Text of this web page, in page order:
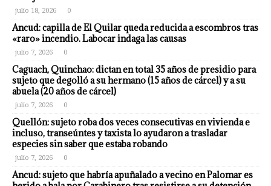
julio 18, 2026 0
Ancud: capilla de El Quilar queda reducida a escombros tras
«raro» incendio. Labocar indaga las causas
julio 7, 2026 0
Caguach, Quinchao: dictan en total 35 años de presidio para
sujeto que degolló a su hermano (15 años de cárcel) y a su
abuela (20 años de cárcel)
julio 7, 2026 0
Quellón: sujeto roba dos veces consecutivas en vivienda e
incluso, transeúntes y taxista lo ayudaron a trasladar
especies sin saber que estaba robando
julio 7, 2026 0
Ancud: sujeto que habría apuñalado a vecino en Palomar es